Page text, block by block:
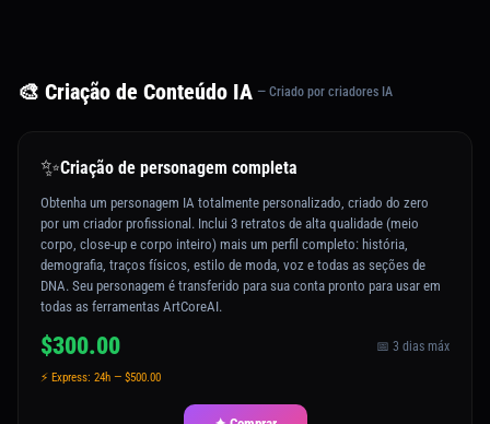
🎨 Criação de Conteúdo IA — Criado por criadores IA
✨Criação de personagem completa
Obtenha um personagem IA totalmente personalizado, criado do zero
por um criador profissional. Inclui 3 retratos de alta qualidade (meio
corpo, close-up e corpo inteiro) mais um perfil completo: história,
demografia, traços físicos, estilo de moda, voz e todas as seções de
DNA. Seu personagem é transferido para sua conta pronto para usar em
todas as ferramentas ArtCoreAI.
$300.00 📅 3 dias máx
⚡ Express: 24h — $500.00